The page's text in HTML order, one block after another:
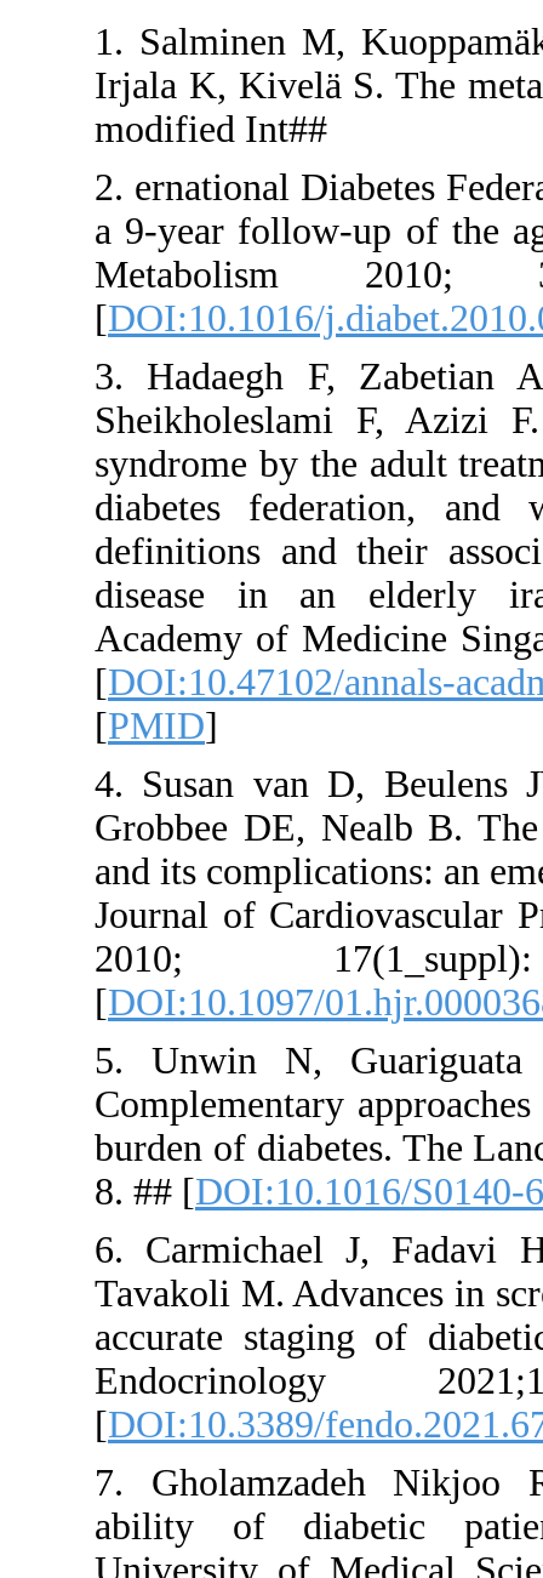
1.
Irjala K,
2.
a 9-year
[
3.
syndrome
diabetes
definitions
disease
Academy
[
4. Susan
Grobbee
and its
Journal of
2010;
[
5. Unwin
burden of
8. ## [
6.
Tavakoli
accurate
[
7.
ability of